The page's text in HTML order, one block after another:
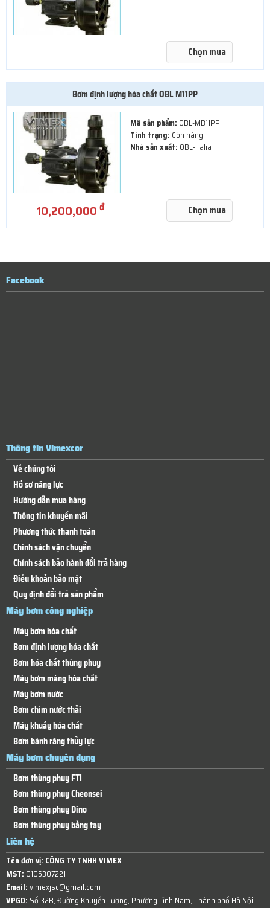
Chọn mua
Bơm định lượng hóa chất OBL M11PP
Mã sản phẩm: OBL-MB11PP
Tình trạng: Còn hàng
Nhà sản xuất: OBL-Italia
10,200,000đ Chọn mua
Facebook
Thông tin Vimexcor
Về chúng tôi
Hồ sơ năng lực
Hướng dẫn mua hàng
Thông tin khuyến mãi
Phương thức thanh toán
Chính sách vận chuyển
Chính sách bảo hành đổi trả hàng
Điều khoản bảo mật
Quy định đổi trả sản phẩm
Máy bơm công nghiệp
Máy bơm hóa chất
Bơm định lượng hóa chất
Bơm hóa chất thùng phuy
Máy bơm màng hóa chất
Máy bơm nước
Bơm chìm nước thải
Máy khuấy hóa chất
Bơm bánh răng thủy lực
Máy bơm chuyên dụng
Bơm thùng phuy FTI
Bơm thùng phuy Cheonsei
Bơm thùng phuy Dino
Bơm thùng phuy bằng tay
Liên hệ
Tên đơn vị: CÔNG TY TNHH VIMEX
MST: 0105307221
Email:vimexjsc@gmail.com
VPGD: Số 32B, Đường Khuyến Lương, Phường Lĩnh Nam, Thành phố Hà Nội,